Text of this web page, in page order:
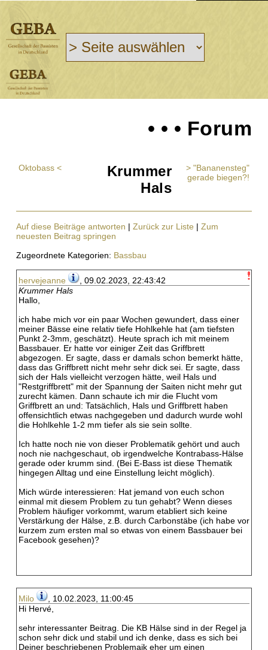
• • • Forum
Oktobass <
Krummer
Hals
> "Bananensteg"
gerade biegen?!
Auf diese Beiträge antworten | Zurück zur Liste | Zum
neuesten Beitrag springen
Zugeordnete Kategorien: Bassbau
hervejeanne
, 09.02.2023, 22:43:42
Krummer Hals
Hallo,
ich habe mich vor ein paar Wochen gewundert, dass einer
meiner Bässe eine relativ tiefe Hohlkehle hat (am tiefsten
Punkt 2-3mm, geschätzt). Heute sprach ich mit meinem
Bassbauer. Er hatte vor einiger Zeit das Griffbrett
abgezogen. Er sagte, dass er damals schon bemerkt hätte,
dass das Griffbrett nicht mehr sehr dick sei. Er sagte, dass
sich der Hals vielleicht verzogen hätte, weil Hals und
"Restgriffbrett" mit der Spannung der Saiten nicht mehr gut
zurecht kämen. Dann schaute ich mir die Flucht vom
Griffbrett an und: Tatsächlich, Hals und Griffbrett haben
offensichtlich etwas nachgegeben und dadurch wurde wohl
die Hohlkehle 1-2 mm tiefer als sie sein sollte.
Ich hatte noch nie von dieser Problematik gehört und auch
noch nie nachgeschaut, ob irgendwelche Kontrabass-Hälse
gerade oder krumm sind. (Bei E-Bass ist diese Thematik
hingegen Alltag und eine Einstellung leicht möglich).
Mich würde interessieren: Hat jemand von euch schon
einmal mit diesem Problem zu tun gehabt? Wenn dieses
Problem häufiger vorkommt, warum etabliert sich keine
Verstärkung der Hälse, z.B. durch Carbonstäbe (ich habe vor
kurzem zum ersten mal so etwas von einem Bassbauer bei
Facebook gesehen)?
Milo
, 10.02.2023, 11:00:45
Hi Hervé,
sehr interessanter Beitrag. Die KB Hälse sind in der Regel ja
schon sehr dick und stabil und ich denke, dass es sich bei
Deiner beschriebenen Problemaik eher um einen